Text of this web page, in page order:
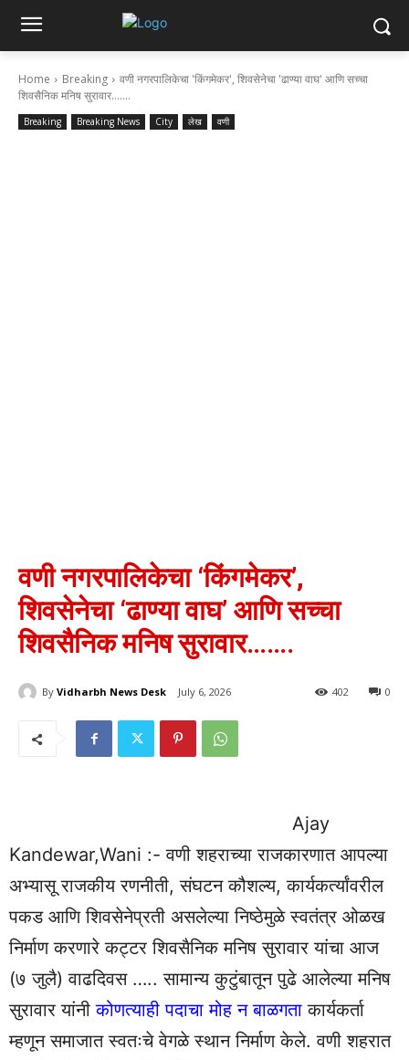
Home Breaking
वणी नगरपालिकेचा 'किंगमेकर', शिवसेनेचा 'ढाण्या वाघ' आणि सच्चा
शिवसैनिक मनिष सुरावार.......
Breaking Breaking News City लेख वणी
वणी नगरपालिकेचा ‘किंगमेकर’,
शिवसेनेचा ‘ढाण्या वाघ’ आणि सच्चा
शिवसैनिक मनिष सुरावार…….
By Vidharbh News Desk July 6, 2026 0
402
Ajay
Kandewar,Wani :- वणी शहराच्या राजकारणात आपल्या
अभ्यासू राजकीय रणनीती, संघटन कौशल्य, कार्यकर्त्यांवरील
पकड आणि शिवसेनेप्रती असलेल्या निष्ठेमुळे स्वतंत्र ओळख
निर्माण करणारे कट्टर शिवसैनिक मनिष सुरावार यांचा आज
(७ जुलै) वाढदिवस ….. सामान्य कुटुंबातून पुढे आलेल्या मनिष
सुरावार यांनीकोणत्याही पदाचा मोह न बाळगता कार्यकर्ता
म्हणून समाजात स्वतःचे वेगळे स्थान निर्माण केले. वणी शहरात